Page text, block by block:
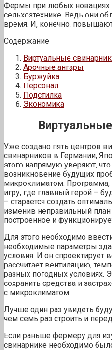
Фермы при любых новациях
сельхозтехнике. Ведь они
время. И, конечно,
Содержание
Виртуальные
Арочные ангары
Буржуйка
Персонал
Подстилка
Экономика
Уже создано пять центров
свинарников в Германии,
этого напрямую уверяют,
возникновение будущих
микроклиматом.
игру, где главный герой –
– старается создать
изменив неправильный
построенное и
Для этого необходимо
необходимые параметры
условия. И он спроектирует
рассчитает вентиляцию,
разных погодных условиях.
сохранить средства и
с микроклиматом.
Лучше один раз увидеть
чем семь раз строить и
Если раньше фермеру для
свинарнике необходимо